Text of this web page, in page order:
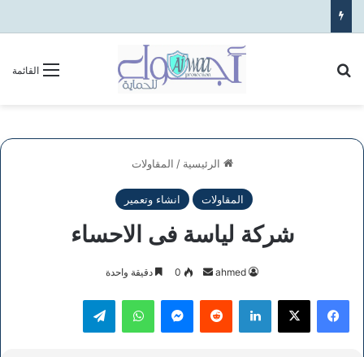
القائمة
الرئيسية / المقاولات
المقاولات انشاء وتعمير
شركة لياسة فى الاحساء
ahmed
أرسل
إلكترونيا
0 دقيقة واحدة
فيسبوك ‫X لينكدإن ماسنجر واتساب تيلقرام